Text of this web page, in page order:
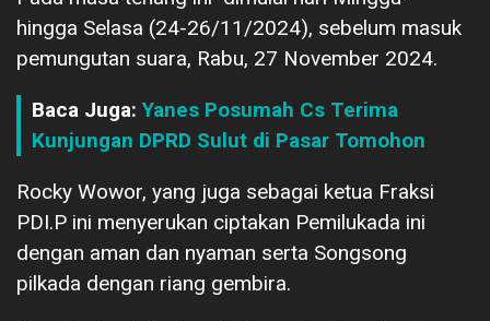
hingga Selasa (24-26/11/2024), sebelum masuk
pemungutan suara, Rabu, 27 November 2024.
Baca Juga:Yanes Posumah Cs Terima
Kunjungan DPRD Sulut di Pasar Tomohon
Rocky Wowor, yang juga sebagai ketua Fraksi
PDI.P ini menyerukan ciptakan Pemilukada ini
dengan aman dan nyaman serta Songsong
pilkada dengan riang gembira.